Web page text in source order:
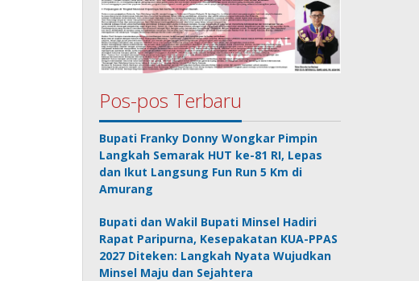
Pos-pos Terbaru
Bupati Franky Donny Wongkar Pimpin
Langkah Semarak HUT ke-81 RI, Lepas
dan Ikut Langsung Fun Run 5 Km di
Amurang
Bupati dan Wakil Bupati Minsel Hadiri
Rapat Paripurna, Kesepakatan KUA-PPAS
2027 Diteken: Langkah Nyata Wujudkan
Minsel Maju dan Sejahtera